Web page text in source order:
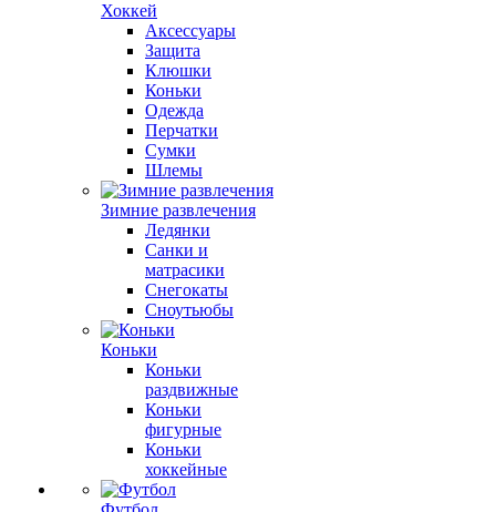
Хоккей
Аксессуары
Защита
Клюшки
Коньки
Одежда
Перчатки
Сумки
Шлемы
Зимние развлечения
Ледянки
Санки и
матрасики
Снегокаты
Сноутьюбы
Коньки
Коньки
раздвижные
Коньки
фигурные
Коньки
хоккейные